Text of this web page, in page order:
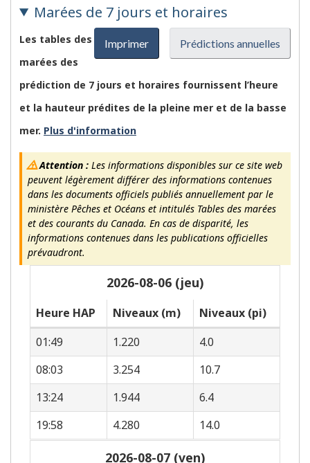
Marées de 7 jours et horaires
Imprimer Prédictions annuelles
Les tables des
marées des
prédiction de 7 jours et horaires fournissent l’heure
et la hauteur prédites de la pleine mer et de la basse
mer. Plus d'information
Attention :Les informations disponibles sur ce site web
peuvent légèrement différer des informations contenues
dans les documents officiels publiés annuellement par le
ministère Pêches et Océans et intitulés Tables des marées
et des courants du Canada. En cas de disparité, les
informations contenues dans les publications officielles
prévaudront.
2026-08-06 (jeu)
Heure HAP Niveaux (m)
Niveaux (pi)
01:49
1.220
4.0
08:03
3.254
10.7
13:24
1.944
6.4
19:58
4.280 14.0
2026-08-07 (ven)